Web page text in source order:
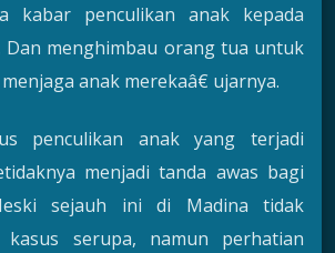
kabar penculikan anak kepada
Dan menghimbau orang tua untuk
anak merekaâ€ ujarnya.
penculikan anak yang terjadi
menjadi tanda awas bagi
sejauh ini di Madina tidak
serupa, namun perhatian